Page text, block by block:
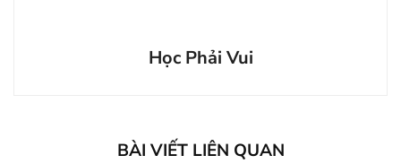
Học Phải Vui
BÀI VIẾT LIÊN QUAN